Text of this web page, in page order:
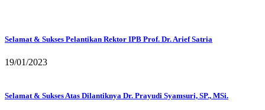
Selamat & Sukses Pelantikan Rektor IPB Prof. Dr. Arief Satria
19/01/2023
Selamat & Sukses Atas Dilantiknya Dr. Prayudi Syamsuri, SP., MSi.